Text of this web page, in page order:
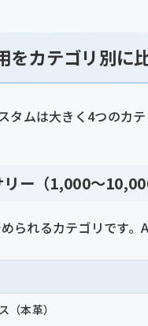
をカテゴリ別に
タムは大きく4つのカ
ー（1,000〜
られるカテゴリです
（本革）